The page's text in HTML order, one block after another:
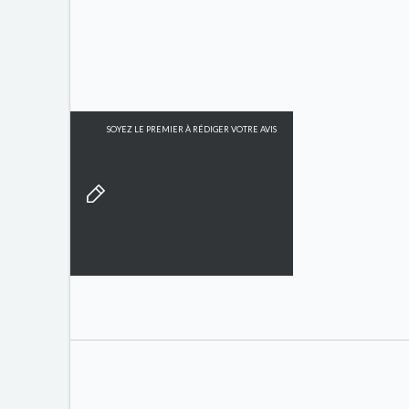
SOYEZ LE PREMIER À RÉDIGER VOTRE AVIS